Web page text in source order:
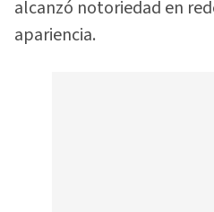
alcanzó notoriedad en
apariencia.